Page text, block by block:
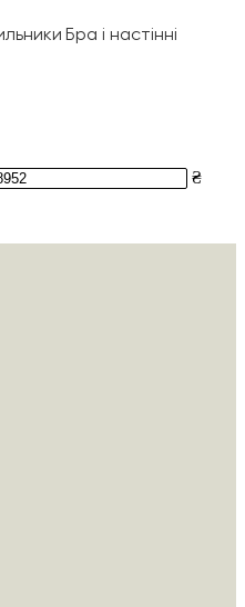
дружні стосунки, які
Бра і настінні
₴